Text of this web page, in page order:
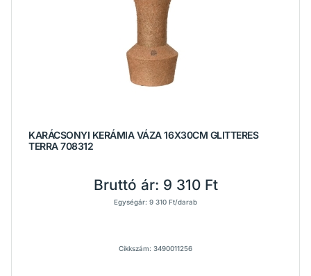
KARÁCSONYI KERÁMIA VÁZA 16X30CM GLITTERES
TERRA 708312
Bruttó ár: 9 310 Ft
Egységár: 9 310 Ft/darab
Cikkszám: 3490011256